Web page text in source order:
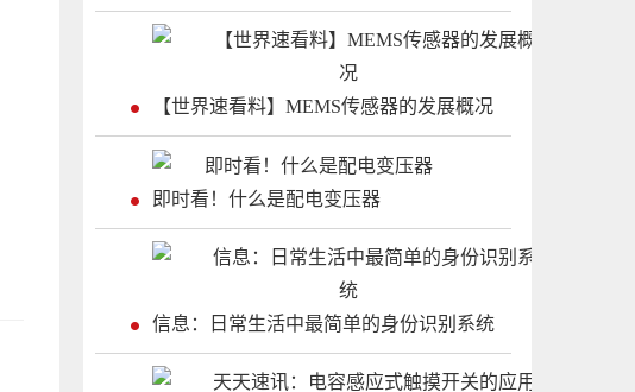
【世界速看料】MEMS传感器的发展概况
即时看！什么是配电变压器
信息：日常生活中最简单的身份识别系统